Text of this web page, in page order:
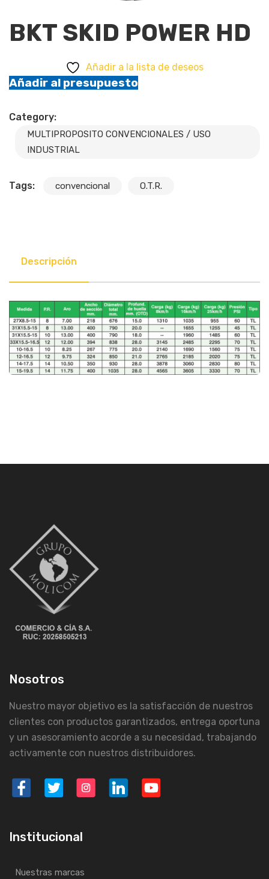
BKT SKID POWER HD
Añadir a la lista de deseos
Añadir al presupuesto
Category:
MULTIPROPOSITO CONVENCIONALES / USO
INDUSTRIAL
Tags: convencional O.T.R.
Descripción
Nosotros
Nuestro mayor objetivo es la satisfacción de nuestros
clientes con productos garantizados, entrega oportuna
y un asesoramiento acorde a su necesidad, trabajando
activamente con nuestros distribuidores.
Institucional
Nuestras marcas